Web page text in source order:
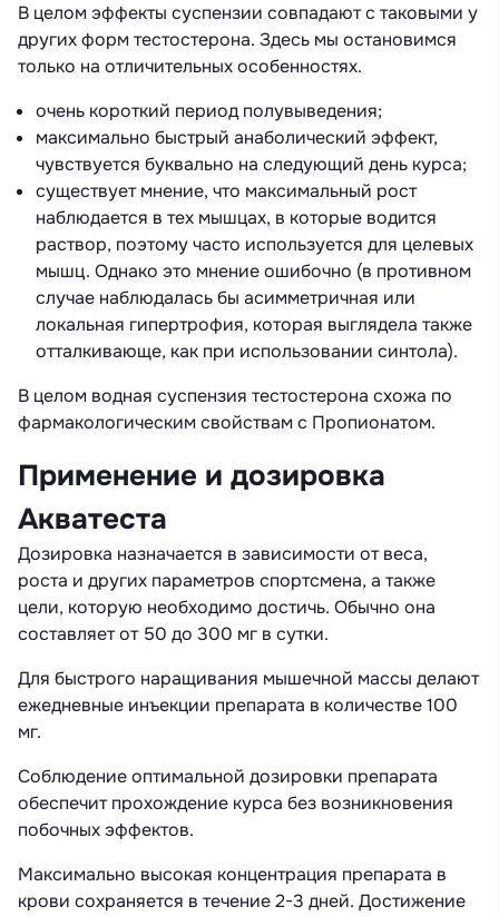
В целом эффекты суспензии совпадают с таковыми у
других форм тестостерона. Здесь мы остановимся
только на отличительных особенностях.
очень короткий период полувыведения;
максимально быстрый анаболический эффект,
чувствуется буквально на следующий день курса;
существует мнение, что максимальный рост
наблюдается в тех мышцах, в которые водится
раствор, поэтому часто используется для целевых
мышц. Однако это мнение ошибочно (в противном
случае наблюдалась бы асимметричная или
локальная гипертрофия, которая выглядела также
отталкивающе, как при использовании синтола).
В целом водная суспензия тестостерона схожа по
фармакологическим свойствам с Пропионатом.
Применение и дозировка
Акватеста
Дозировка назначается в зависимости от веса,
роста и других параметров спортсмена, а также
цели, которую необходимо достичь. Обычно она
составляет от 50 до 300 мг в сутки.
Для быстрого наращивания мышечной массы делают
ежедневные инъекции препарата в количестве 100
мг.
Соблюдение оптимальной дозировки препарата
обеспечит прохождение курса без возникновения
побочных эффектов.
Максимально высокая концентрация препарата в
крови сохраняется в течение 2-3 дней. Достижение